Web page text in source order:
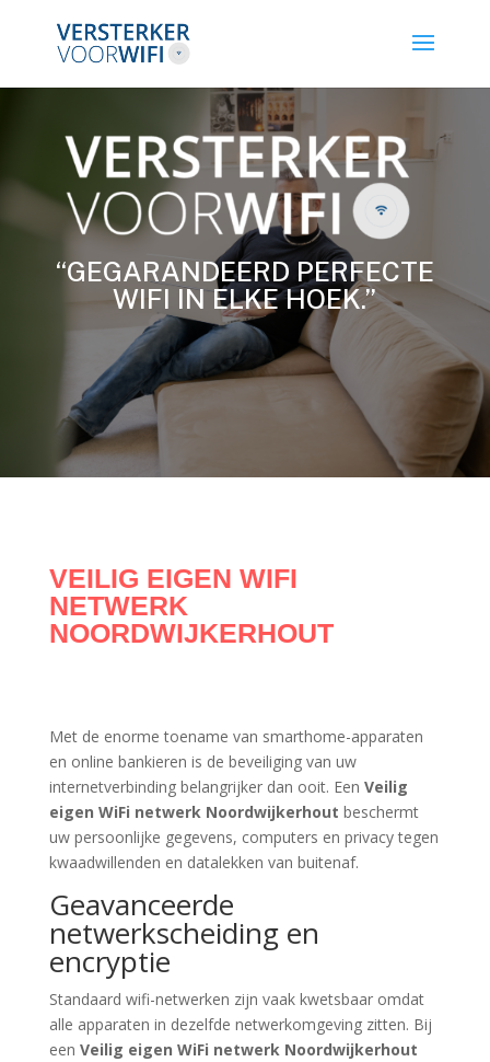
“GEGARANDEERD PERFECTE
WIFI IN ELKE HOEK.”
VEILIG EIGEN WIFI
NETWERK
NOORDWIJKERHOUT
Met de enorme toename van smarthome-apparaten
en online bankieren is de beveiliging van uw
internetverbinding belangrijker dan ooit. Een Veilig
eigen WiFi netwerk Noordwijkerhout beschermt
uw persoonlijke gegevens, computers en privacy tegen
kwaadwillenden en datalekken van buitenaf.
Geavanceerde
netwerkscheiding en
encryptie
Standaard wifi-netwerken zijn vaak kwetsbaar omdat
alle apparaten in dezelfde netwerkomgeving zitten. Bij
een Veilig eigen WiFi netwerk Noordwijkerhout